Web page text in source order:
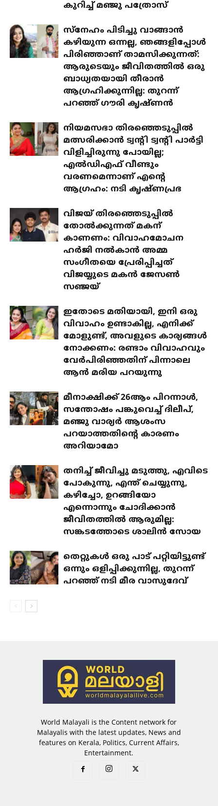
കുറിച്ച് മഞ്ജു പത്രോസ്
സ്‌നേഹം പിടിച്ചു വാങ്ങാൻ
കഴിയുന്ന ഒന്നല്ല, ഞങ്ങളിപ്പോൾ
പിരിഞ്ഞാണ് താമസിക്കുന്നത്:
ആരുടെയും ജീവിതത്തിൽ ഒരു
ബാധ്യതയായി തീരാൻ
ആഗ്രഹിക്കുന്നില്ല: തുറന്ന്
പറഞ്ഞ് ഗൗരി കൃഷ്ണൻ
നിയമസഭാ തിരഞ്ഞെടുപ്പിൽ
മത്സരിക്കാൻ ട്വന്റി ട്വന്റി പാർട്ടി
വിളിച്ചിരുന്നു പോയില്ല;
എൽഡിഎഫ് വീണ്ടും
വരണമെന്നാണ് എന്റെ
ആഗ്രഹം: നടി കൃഷ്ണപ്രഭ
വിജയ് തിരഞ്ഞെടുപ്പിൽ
തോൽക്കുന്നത് മകന്
കാണണം: വിവാഹമോചന
ഹർജി നൽകാൻ അമ്മ
സംഗീതയെ പ്രേരിപ്പിച്ചത്
വിജയ്യുടെ മകൻ ജേസൺ
സഞ്ജയ്
ഇതോടെ മതിയായി, ഇനി ഒരു
വിവാഹം ഉണ്ടാകില്ല, എനിക്ക്
മോളുണ്ട്, അവളുടെ കാര്യങ്ങൾ
നോക്കണം: രണ്ടാം വിവാഹവും
വേർപിരിഞ്ഞതിന് പിന്നാലെ
ആൻ മരിയ പറയുന്നു
മീനാക്ഷിക്ക് 26ആം പിറന്നാൾ,
സന്തോഷം പങ്കുവെച്ച് ദിലീപ്,
മഞ്ജു വാര്യർ ആശംസ
പറയാത്തതിന്റെ കാരണം
അറിയാമോ
തനിച്ച് ജീവിച്ചു മടുത്തു, എവിടെ
പോകുന്നു, എന്ത് ചെയ്യുന്നു,
കഴിച്ചോ, ഉറങ്ങിയോ
എന്നൊന്നും ചോദിക്കാൻ
ജീവിതത്തിൽ ആരുമില്ല:
സങ്കടത്തോടെ ശാലിൻ സോയ
തെറ്റുകൾ ഒരു പാട് പറ്റിയിട്ടുണ്ട്
ഒന്നും ഒളിപ്പിക്കുന്നില്ല, തുറന്ന്
പറഞ്ഞ് നടി മീര വാസുദേവ്
World Malayali is the Content network for
Malayalis with the latest updates, News and
features on Kerala, Politics, Current Affairs,
Entertainment.